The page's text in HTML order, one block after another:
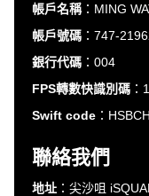
帳戶名稱：MING
帳戶號碼 ：747-
銀行代碼 ：004
FPS轉數快識別碼
Swift code ：
聯絡我們
地址 ：尖沙咀